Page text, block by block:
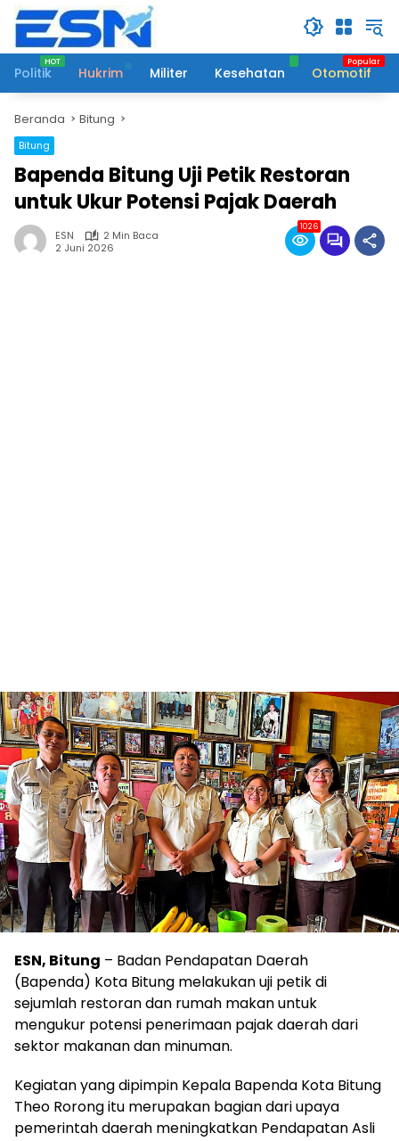
Langsung
konten
Politik
Hukrim Militer Kesehatan Otomotif
Beranda Bitung
Bitung
Bapenda Bitung Uji Petik Restoran
untuk Ukur Potensi Pajak Daerah
ESN
2 Min Baca
2 Juni 2026
1026
ESN, Bitung – Badan Pendapatan Daerah
(Bapenda) Kota Bitung melakukan uji petik di
sejumlah restoran dan rumah makan untuk
mengukur potensi penerimaan pajak daerah dari
sektor makanan dan minuman.
Kegiatan yang dipimpin Kepala Bapenda Kota Bitung
Theo Rorong itu merupakan bagian dari upaya
pemerintah daerah meningkatkan Pendapatan Asli